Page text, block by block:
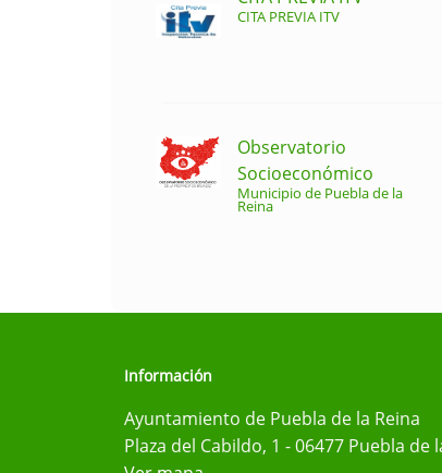
CITA PREVIA ITV
Observatorio
Socioeconómico
Municipio de Puebla de la
Reina
Información
Ayuntamiento de Puebla de la Reina
Plaza del Cabildo, 1 - 06477 Puebla de